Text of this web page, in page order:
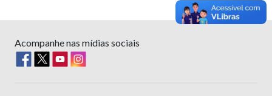
Acompanhe nas mídias sociais